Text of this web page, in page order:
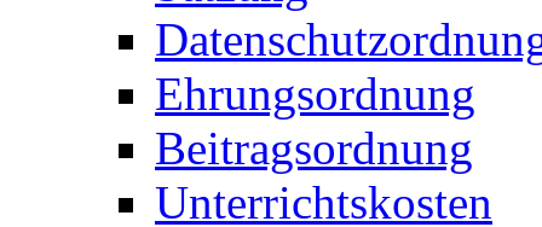
Ehrungsordnung
Beitragsordnung
Unterrichtskosten